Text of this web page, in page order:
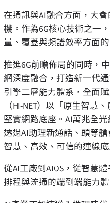
在通訊與AI融合方面，大會
機。作為6G核心技術之一
量、覆蓋與頻譜效率方面
推進6G前瞻佈局的同時，
網深度融合，打造新一代
引擎三層能力體系，全面
（HI-NET）以「原生智
堅實網路底座。AI萬兆全
透過AI助理新通話、頭等
智慧、高效、可信的連線底
從AI工廠到AIOS，從智慧
排程與流通的端到端能力